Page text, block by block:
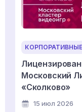
Московский
«Сколково»
15 июл 2026